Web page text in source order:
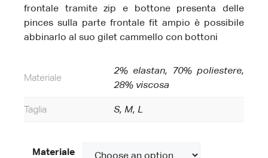
frontale tramite zip e bottone presenta delle
pinces sulla parte frontale fit ampio è possibile
abbinarlo al suo gilet cammello con bottoni
Materiale
2% elastan, 70% poliestere,
28% viscosa
Taglia S, M, L
Materiale